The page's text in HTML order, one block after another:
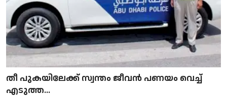
​​​​​​​തീ പുകയിലേക്ക് സ്വന്തം ജീവന്‍ പണയം വെച്ച്
എടുത്ത...